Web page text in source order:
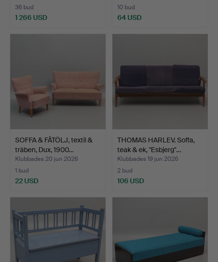
36 bud
1 266 USD
10 bud
64 USD
SOFFA & FÅTÖLJ, textil &
träben, Dux, 1900…
Klubbades 20 jun 2026
1 bud
22 USD
THOMAS HARLEV. Soffa,
teak & ek, "Esbjerg"…
Klubbades 19 jun 2026
2 bud
106 USD